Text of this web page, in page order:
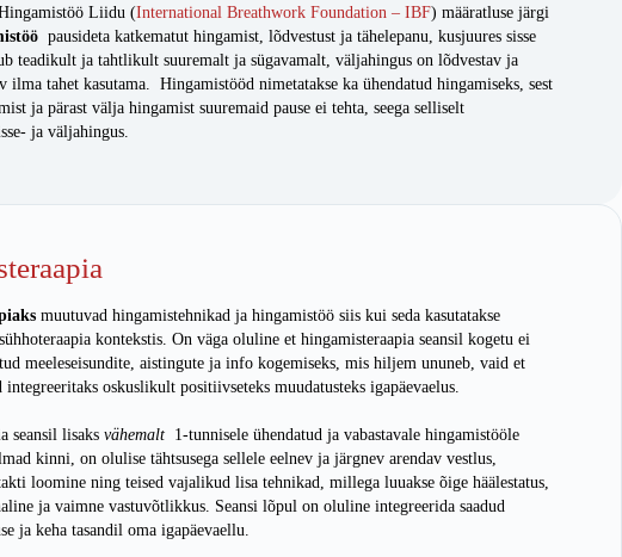
Liidu (International Breathwork Foundation – IBF) määratluse järgi
pausideta katkematut hingamist, lõdvestust ja tähelepanu, kusjuures sisse
teadikult ja tahtlikult suuremalt ja sügavamalt, väljahingus on lõdvestav ja
ilma tahet kasutama. Hingamistööd nimetatakse ka ühendatud hingamiseks, sest
ja pärast välja hingamist suuremaid pause ei tehta, seega selliselt
ja väljahingus.
muutuvad hingamistehnikad ja hingamistöö siis kui seda kasutatakse
kontekstis. On väga oluline et hingamisteraapia seansil kogetu ei
meeleseisundite, aistingute ja info kogemiseks, mis hiljem ununeb, vaid et
integreeritaks oskuslikult positiivseteks muudatusteks igapäevaelus.
seansil lisaksvähemalt 1-tunnisele ühendatud ja vabastavale hingamistööle
kinni, on olulise tähtsusega sellele eelnev ja järgnev arendav vestlus,
loomine ning teised vajalikud lisa tehnikad, millega luuakse õige häälestatus,
ja vaimne vastuvõtlikkus. Seansi lõpul on oluline integreerida saadud
ja keha tasandil oma igapäevaellu.